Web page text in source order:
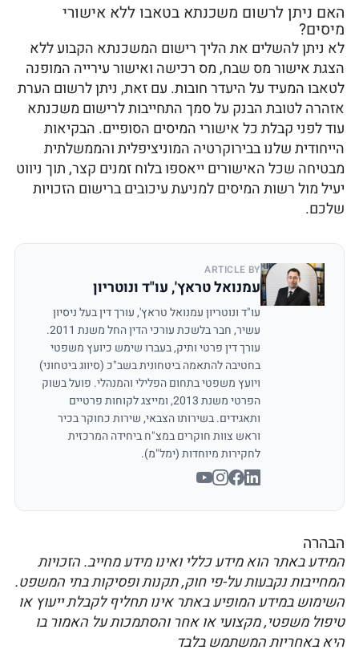
האם ניתן לרשום משכנתא בטאבו ללא אישורי
מיסים?
לא ניתן להשלים את הליך רישום המשכנתא הקבוע ללא
הצגת אישור מס שבח, מס רכישה ואישור עירייה המופנה
לטאבו המעיד על היעדר חובות. עם זאת, ניתן לרשום הערת
אזהרה לטובת הבנק על סמך התחייבות לרישום משכנתא
עוד לפני קבלת כל אישורי המיסים הסופיים. הבקיאות
הייחודית שלנו בבירוקרטיה המוניציפלית והממשלתית
מבטיחה שכל האישורים ייאספו בלוח זמנים קצר, תוך ניווט
יעיל מול רשות המיסים למניעת עיכובים ברישום הזכויות
שלכם.
ARTICLE BY
עמנואל טראץ', עו"ד ונוטריון
עו"ד ונוטריון עמנואל טראץ', עורך דין בעל ניסיון
עשיר, חבר בלשכת עורכי הדין החל משנת 2011.
עורך דין פרטי ותיק, בעברו שימש כיועץ משפטי
בחטיבה להתאמה ביטחונית בשב"כ (סיווג ביטחוני)
ויועץ משפטי בתחום הפלילי והמנהלי. פועל בשוק
הפרטי משנת 2013, ומייצג לקוחות פרטיים
ותאגידים. בשירותו הצבאי, שירות כחוקר בכיר
וראש צוות חוקרים במצ"ח ביחידה המרכזית
לחקירות מיוחדות (ימל"מ).
הבהרה
המידע באתר הוא מידע כללי ואינו מידע מחייב. הזכויות
המחייבות נקבעות על-פי חוק, תקנות ופסיקות בתי המשפט.
השימוש במידע המופיע באתר אינו תחליף לקבלת ייעוץ או
טיפול משפטי, מקצועי או אחר והסתמכות על האמור בו
היא באחריות המשתמש בלבד